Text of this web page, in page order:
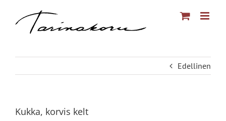
Edellinen
Kukka, korvis kelt